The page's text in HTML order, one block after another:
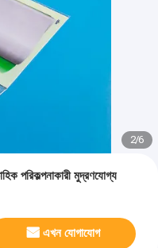
2/6
পরিকল্পনাকারী মুদ্রণযোগ্য
এখন যোগাযোগ